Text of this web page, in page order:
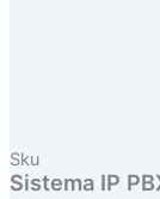
Sku
Sistema IP